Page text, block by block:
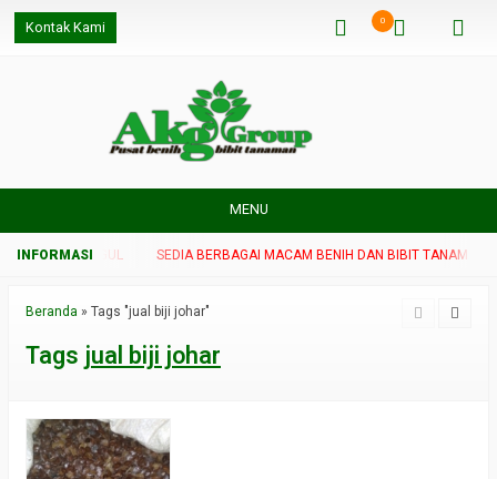
Kontak Kami 0
MENU
UNGGUL SEDIA BERBAGAI MACAM BENIH DAN BIBIT TANAMAN
Beranda » Tags "jual biji johar"
Tags jual biji johar